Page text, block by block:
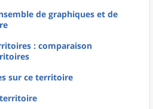
de graphiques et de
: comparaison
sur ce territoire